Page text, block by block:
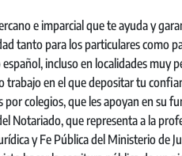
e imparcial que te ayuda y
tanto para los particulares como
incluso en localidades muy
trabajo en el que depositar tu
colegios, que les apoyan en su
Notariado, que representa a la
y Fe Pública del Ministerio de